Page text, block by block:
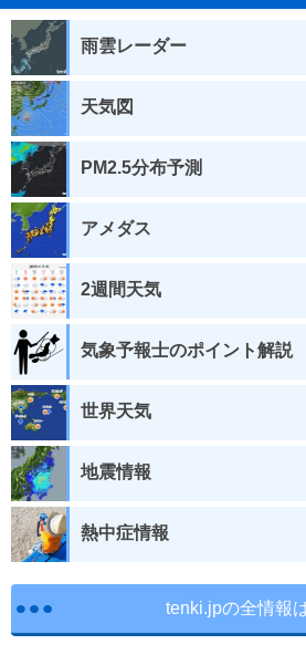
雨雲レーダー
天気図
PM2.5分布予測
アメダス
2週間天気
気象予報士のポイント解説
世界天気
地震情報
熱中症情報
tenki.jpの全情報